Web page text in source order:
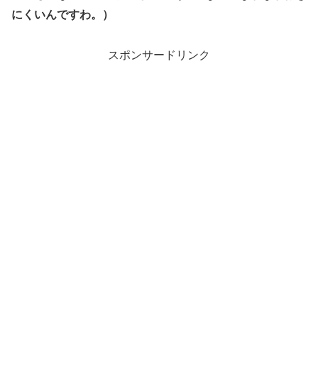
にくいんですわ。）
スポンサードリンク